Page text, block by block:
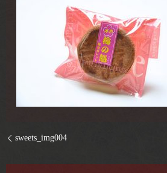
sweets_img004